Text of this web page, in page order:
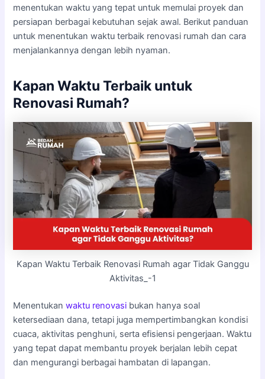
menentukan waktu yang tepat untuk memulai proyek dan
persiapan berbagai kebutuhan sejak awal. Berikut panduan
untuk menentukan waktu terbaik renovasi rumah dan cara
menjalankannya dengan lebih nyaman.
Kapan Waktu Terbaik untuk
Renovasi Rumah?
Kapan Waktu Terbaik Renovasi Rumah agar Tidak Ganggu
Aktivitas_-1
Menentukanwaktu renovasi bukan hanya soal
ketersediaan dana, tetapi juga mempertimbangkan kondisi
cuaca, aktivitas penghuni, serta efisiensi pengerjaan. Waktu
yang tepat dapat membantu proyek berjalan lebih cepat
dan mengurangi berbagai hambatan di lapangan.